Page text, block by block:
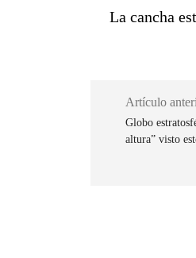
La cancha
Artículo
Globo
altura” visto